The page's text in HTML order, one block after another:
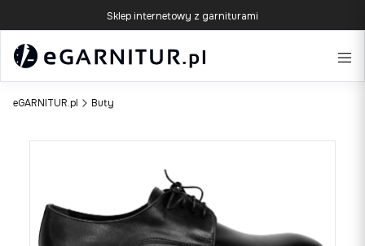
Sklep internetowy z garniturami
eGARNITUR.pl Buty